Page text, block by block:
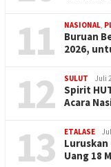
11 NASIONAL
Buruan
2026,
12 SULUT Juli
Spirit
Acara
13 ETALASE
Uang 18